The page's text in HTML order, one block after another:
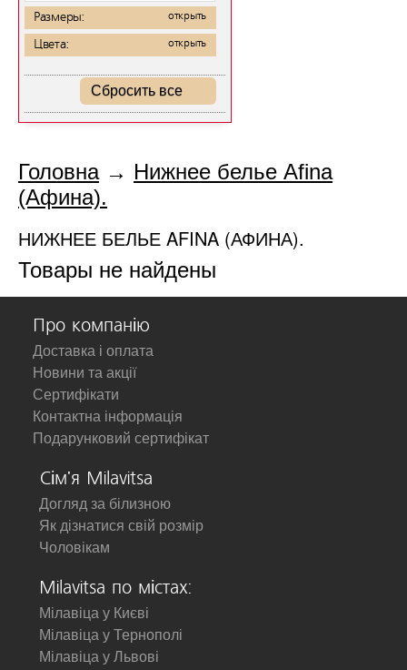
Размеры: открыть
Цвета: открыть
Сбросить все
Головна→ Нижнее белье Afina
(Афина).
НИЖНЕЕ БЕЛЬЕ AFINA (АФИНА).
Товары не найдены
Про компанію
Доставка і оплата
Новини та акції
Сертифікати
Контактна інформація
Подарунковий сертифікат
Сім'я Milavitsa
Догляд за білизною
Як дізнатися свій розмір
Чоловікам
Milavitsa по містах:
Мілавіца у Києві
Мілавіца у Тернополі
Мілавіца у Львові